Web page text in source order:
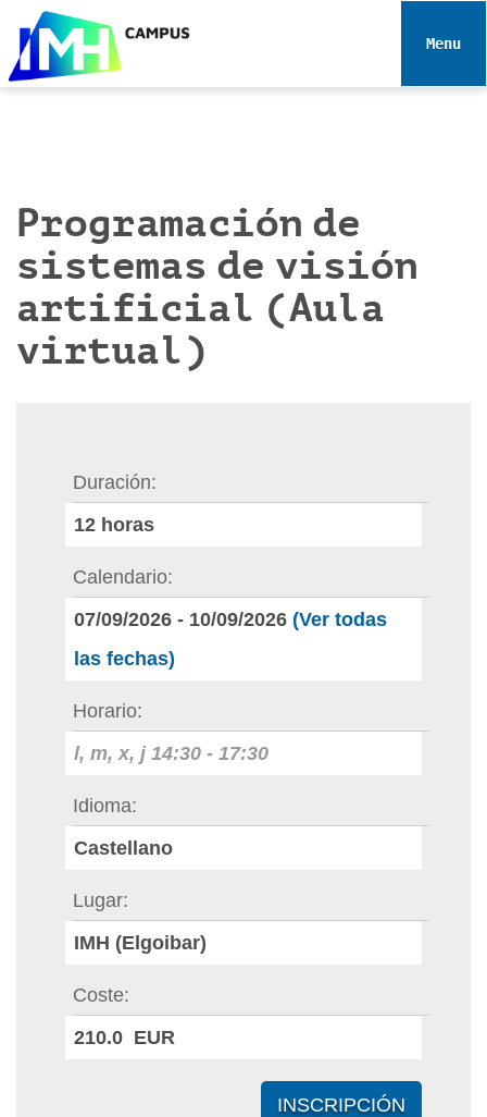
e
Toggle
Programación de
sistemas de visión
artificial (Aula
virtual)
Duración
12 horas
Calendario
07/09/2026 - 10/09/2026 (Ver todas
las fechas)
Horario
l, m, x, j 14:30 - 17:30
Idioma
Castellano
Lugar
IMH (Elgoibar)
Coste
210.0 EUR
INSCRIPCIÓN